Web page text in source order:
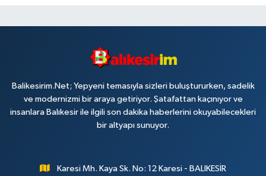
Balikesirim.Net; Yepyeni temasıyla sizleri buluştururken, sadelik
ve modernizmi bir araya getiriyor. Şatafattan kaçınıyor ve
insanlara Balıkesir ile ilgili son dakika haberlerini okuyabilecekleri
bir altyapı sunuyor.
Karesi Mh. Kaya Sk. No: 12 Karesi - BALIKESİR